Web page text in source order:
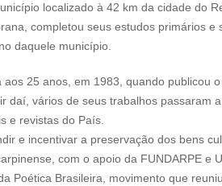
localizado à 42 km da cidade do
completou seus estudos primários e
daquele município.
aos 25 anos, em 1983, quando publicou
daí, vários de seus trabalhos passaram
e revistas do País.
e incentivar a preservação dos bens
com o apoio da FUNDARPE e
Poética Brasileira, movimento que